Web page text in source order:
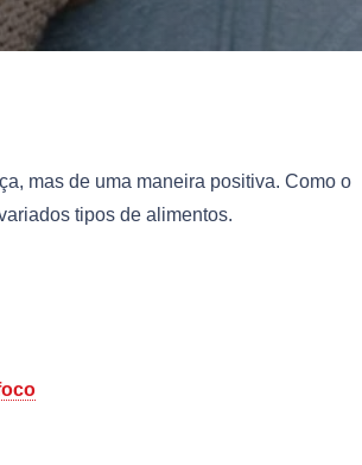
mas de uma maneira positiva. Como o
tipos de alimentos.